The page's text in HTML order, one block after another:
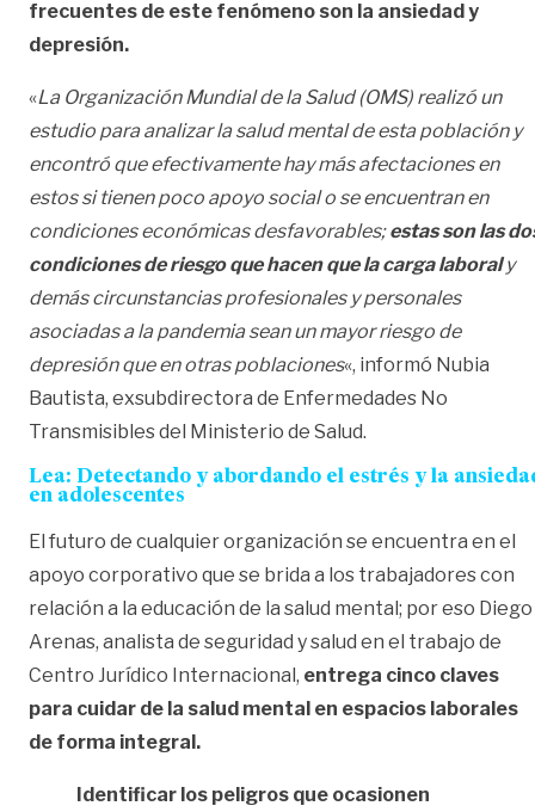
frecuentes de este fenómeno son la ansiedad y
depresión.
«La Organización Mundial de la Salud (OMS) realizó un
estudio para analizar la salud mental de esta población y
encontró que efectivamente hay más afectaciones en
estos si tienen poco apoyo social o se encuentran en
condiciones económicas desfavorables;estas son las
condiciones de riesgo que hacen que la carga laboraly
demás circunstancias profesionales y personales
asociadas a la pandemia sean un mayor riesgo de
depresión que en otras poblaciones«, informó Nubia
Bautista, exsubdirectora de Enfermedades No
Transmisibles del Ministerio de Salud.
Lea: Detectando y abordando el estrés y la
en adolescentes
El futuro de cualquier organización se encuentra en el
apoyo corporativo que se brida a los trabajadores con
relación a la educación de la salud mental; por eso Diego
Arenas, analista de seguridad y salud en el trabajo de
Centro Jurídico Internacional, entrega cinco claves
para cuidar de la salud mental en espacios laborales
de forma integral.
Identificar los peligros que ocasionen